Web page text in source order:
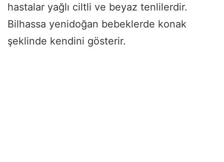
hastalar yağlı ciltli ve beyaz tenlilerdir.
Bilhassa yenidoğan bebeklerde konak
şeklinde kendini gösterir.